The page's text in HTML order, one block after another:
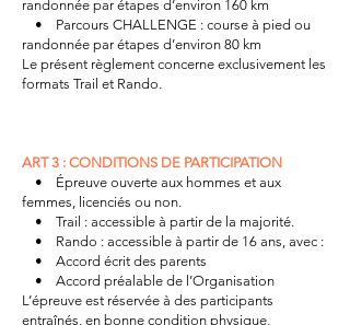
randonnée par étapes d’environ 160 km
• Parcours CHALLENGE : course à pied ou
randonnée par étapes d’environ 80 km
Le présent règlement concerne exclusivement les
formats Trail et Rando.
ART 3 : CONDITIONS DE PARTICIPATION
• Épreuve ouverte aux hommes et aux
femmes, licenciés ou non.
• Trail : accessible à partir de la majorité.
• Rando : accessible à partir de 16 ans, avec :
• Accord écrit des parents
• Accord préalable de l’Organisation
L’épreuve est réservée à des participants
entraînés, en bonne condition physique,